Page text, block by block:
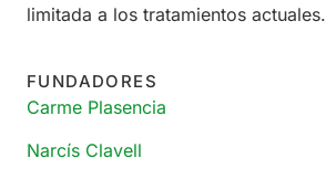
limitada a los tratamientos actuales.
FUNDADORES
Carme Plasencia
Narcís Clavell